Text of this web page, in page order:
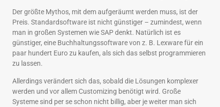
Der größte Mythos, mit dem aufgeräumt werden muss, ist der
Preis. Standardsoftware ist nicht günstiger – zumindest, wenn
man in großen Systemen wie SAP denkt. Natürlich ist es
günstiger, eine Buchhaltungssoftware von z. B. Lexware für ein
paar hundert Euro zu kaufen, als sich das selbst programmieren
zu lassen.
Allerdings verändert sich das, sobald die Lösungen komplexer
werden und vor allem Customizing benötigt wird. Große
Systeme sind per se schon nicht billig, aber je weiter man sich